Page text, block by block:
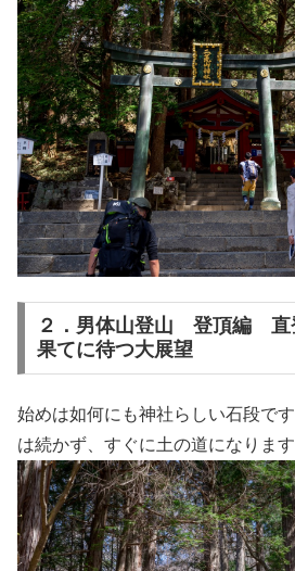
２．男体山登山 登頂編 直
果てに待つ大展望
始めは如何にも神社らしい石段で
は続かず、すぐに土の道になります